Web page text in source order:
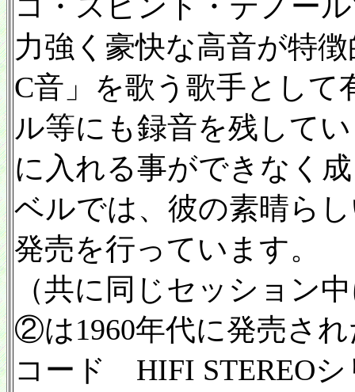
力強く豪快な高音が特
C音」を歌う歌手として
ル等にも録音を残して
に入れる事ができなく
ベルでは、彼の素晴ら
発売を行っています。
（共に同じセッション
②は1960年代に発売さ
コード HIFI STEREO